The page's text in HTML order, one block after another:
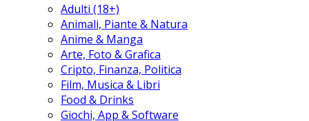
Adulti (18+)
Animali, Piante & Natura
Anime & Manga
Arte, Foto & Grafica
Cripto, Finanza, Politica
Film, Musica & Libri
Food & Drinks
Giochi, App & Software